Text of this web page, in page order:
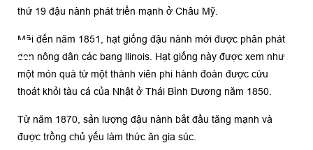
thứ 19 đậu nành phát triển mạnh ở Châu Mỹ.
Mãi đến năm 1851, hạt giống đậu nành mới được phân phát
đên nông dân các bang llinois. Hạt giống này được xem như
một món quà từ một thành viên phi hành đoàn được cứu
thoát khỏi tàu cá của Nhật ở Thái Bình Dương năm 1850.
Từ năm 1870, sản lượng đậu nành bắt đầu tăng mạnh và
được trồng chủ yếu làm thức ăn gia súc.